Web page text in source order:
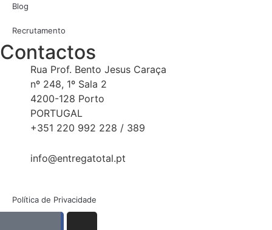
Blog
Recrutamento
Contactos
Rua Prof. Bento Jesus Caraça
nº 248, 1º Sala 2
4200-128 Porto
PORTUGAL
+351 220 992 228 / 389
info@entregatotal.pt
Política de Privacidade